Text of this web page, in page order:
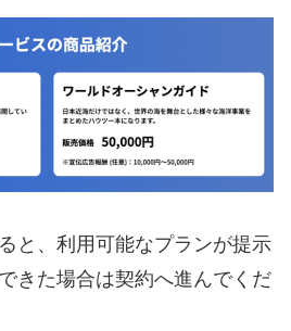
と、利用可能なプランが提示
きた場合は契約へ進んでくだ